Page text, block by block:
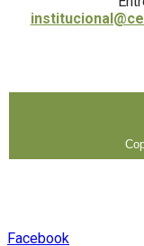
Facebook